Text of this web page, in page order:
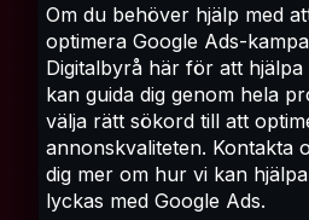
Om du behöver hjälp med
optimera Google Ads-
Digitalbyrå här för att hjälpa
kan guida dig genom hela
välja rätt sökord till att
annonskvaliteten. Kontakta
dig mer om hur vi kan
lyckas med Google Ads.